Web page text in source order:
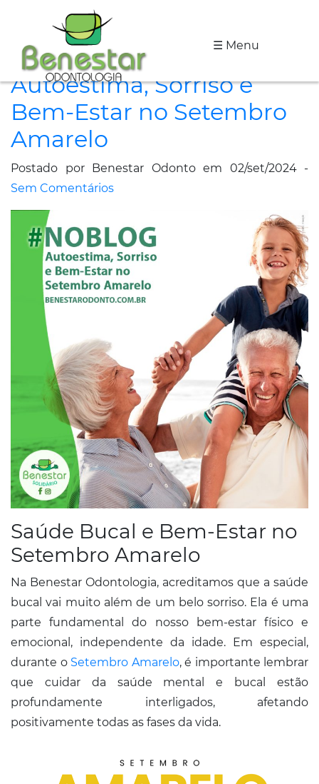
☰ Menu
A
Clínica
Especialidades
Depoimentos
Dicas
de
Saúde
Fale
Autoestima, Sorriso e
Bem-Estar no Setembro
Amarelo
Postado por Benestar Odonto em 02/set/2024 -
Sem Comentários
Saúde Bucal e Bem-Estar no
Setembro Amarelo
Na Benestar Odontologia, acreditamos que a saúde
bucal vai muito além de um belo sorriso. Ela é uma
parte fundamental do nosso bem-estar físico e
emocional, independente da idade. Em especial,
durante o Setembro Amarelo, é importante lembrar
que cuidar da saúde mental e bucal estão
profundamente interligados, afetando
positivamente todas as fases da vida.